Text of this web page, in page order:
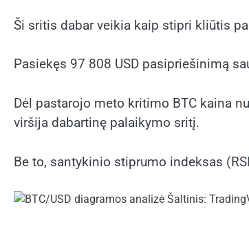
Ši sritis dabar veikia kaip stipri kliūtis
Pasiekęs 97 808 USD pasipriešinimą
Dėl pastarojo meto kritimo BTC kaina
viršija dabartinę palaikymo sritį.
Be to, santykinio stiprumo indeksas